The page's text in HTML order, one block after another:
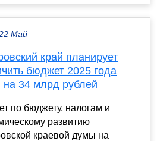
Май
край планирует
бюджет 2025 года
на 34 млрд рублей
по бюджету, налогам и
развитию
краевой думы на